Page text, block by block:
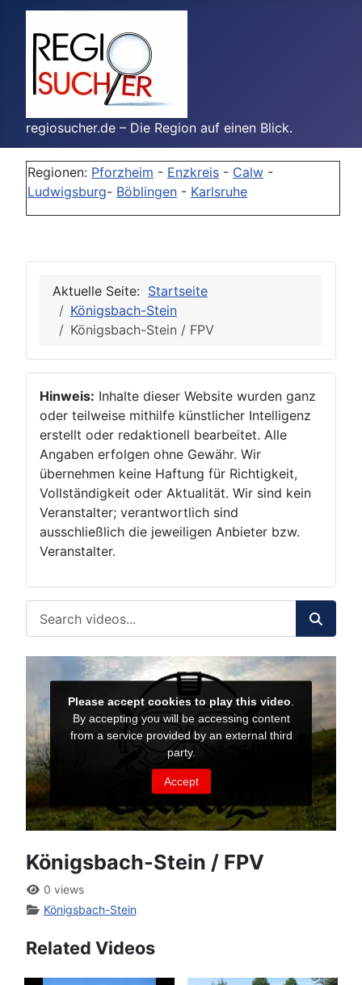
regiosucher.de – Die Region auf einen Blick.
Regionen: Pforzheim - Enzkreis - Calw -
Ludwigsburg- Böblingen - Karlsruhe
Aktuelle Seite: Startseite
Königsbach-Stein
Königsbach-Stein / FPV
Hinweis: Inhalte dieser Website wurden ganz
oder teilweise mithilfe künstlicher Intelligenz
erstellt oder redaktionell bearbeitet. Alle
Angaben erfolgen ohne Gewähr. Wir
übernehmen keine Haftung für Richtigkeit,
Vollständigkeit oder Aktualität. Wir sind kein
Veranstalter; verantwortlich sind
ausschließlich die jeweiligen Anbieter bzw.
Veranstalter.
Königsbach-Stein / FPV
0 views
Königsbach-Stein
Related Videos